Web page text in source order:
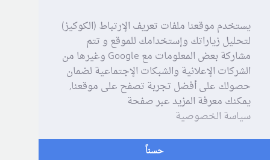
يستخدم موقعنا ملفات تعريف الإرتباط (الكوكيز)
لتحليل زياراتك وإستخدامك للموقع و تتم
مشاركة بعض المعلومات مع Google وغيرها من
الشركات الإعلانية والشبكات الإجتماعية لضمان
حصولك على أفضل تجربة تصفح على موقعنا,
يمكنك معرفة المزيد عبر صفحة
سياسة الخصوصية
حسناً